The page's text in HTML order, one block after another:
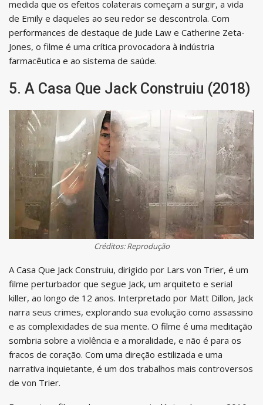
medida que os efeitos colaterais começam a surgir, a vida
de Emily e daqueles ao seu redor se descontrola. Com
performances de destaque de Jude Law e Catherine Zeta-
Jones, o filme é uma crítica provocadora à indústria
farmacêutica e ao sistema de saúde.
5. A Casa Que Jack Construiu (2018)
Créditos: Reprodução
A Casa Que Jack Construiu, dirigido por Lars von Trier, é um
filme perturbador que segue Jack, um arquiteto e serial
killer, ao longo de 12 anos. Interpretado por Matt Dillon, Jack
narra seus crimes, explorando sua evolução como assassino
e as complexidades de sua mente. O filme é uma meditação
sombria sobre a violência e a moralidade, e não é para os
fracos de coração. Com uma direção estilizada e uma
narrativa inquietante, é um dos trabalhos mais controversos
de von Trier.